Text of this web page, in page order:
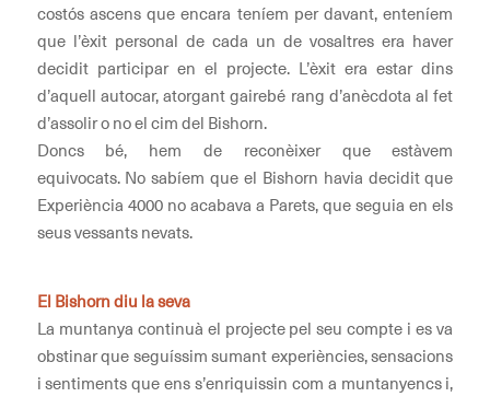
costós ascens que encara teníem per davant, enteníem
que l’èxit personal de cada un de vosaltres era haver
decidit participar en el projecte. L’èxit era estar dins
d’aquell autocar, atorgant gairebé rang d’anècdota al fet
d’assolir o no el cim del Bishorn.
Doncs bé, hem de reconèixer que estàvem
equivocats. No sabíem que el Bishorn havia decidit que
Experiència 4000 no acabava a Parets, que seguia en els
seus vessants nevats.
El Bishorn diu la seva
La muntanya continuà el projecte pel seu compte i es va
obstinar que seguíssim sumant experiències, sensacions
i sentiments que ens s’enriquissin com a muntanyencs i,